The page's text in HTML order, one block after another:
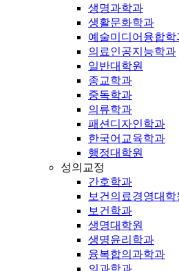
생명과학과
생활문화학과
예술미디어융합학
의료인공지능학과
일반대학원
종교학과
중독학과
의류학과
패션디자인학과
한국어교육학과
행정대학원
성의교정
간호학과
보건의료경영대학
보건학과
생명대학원
생명윤리학과
융복합의과학과
의과학과